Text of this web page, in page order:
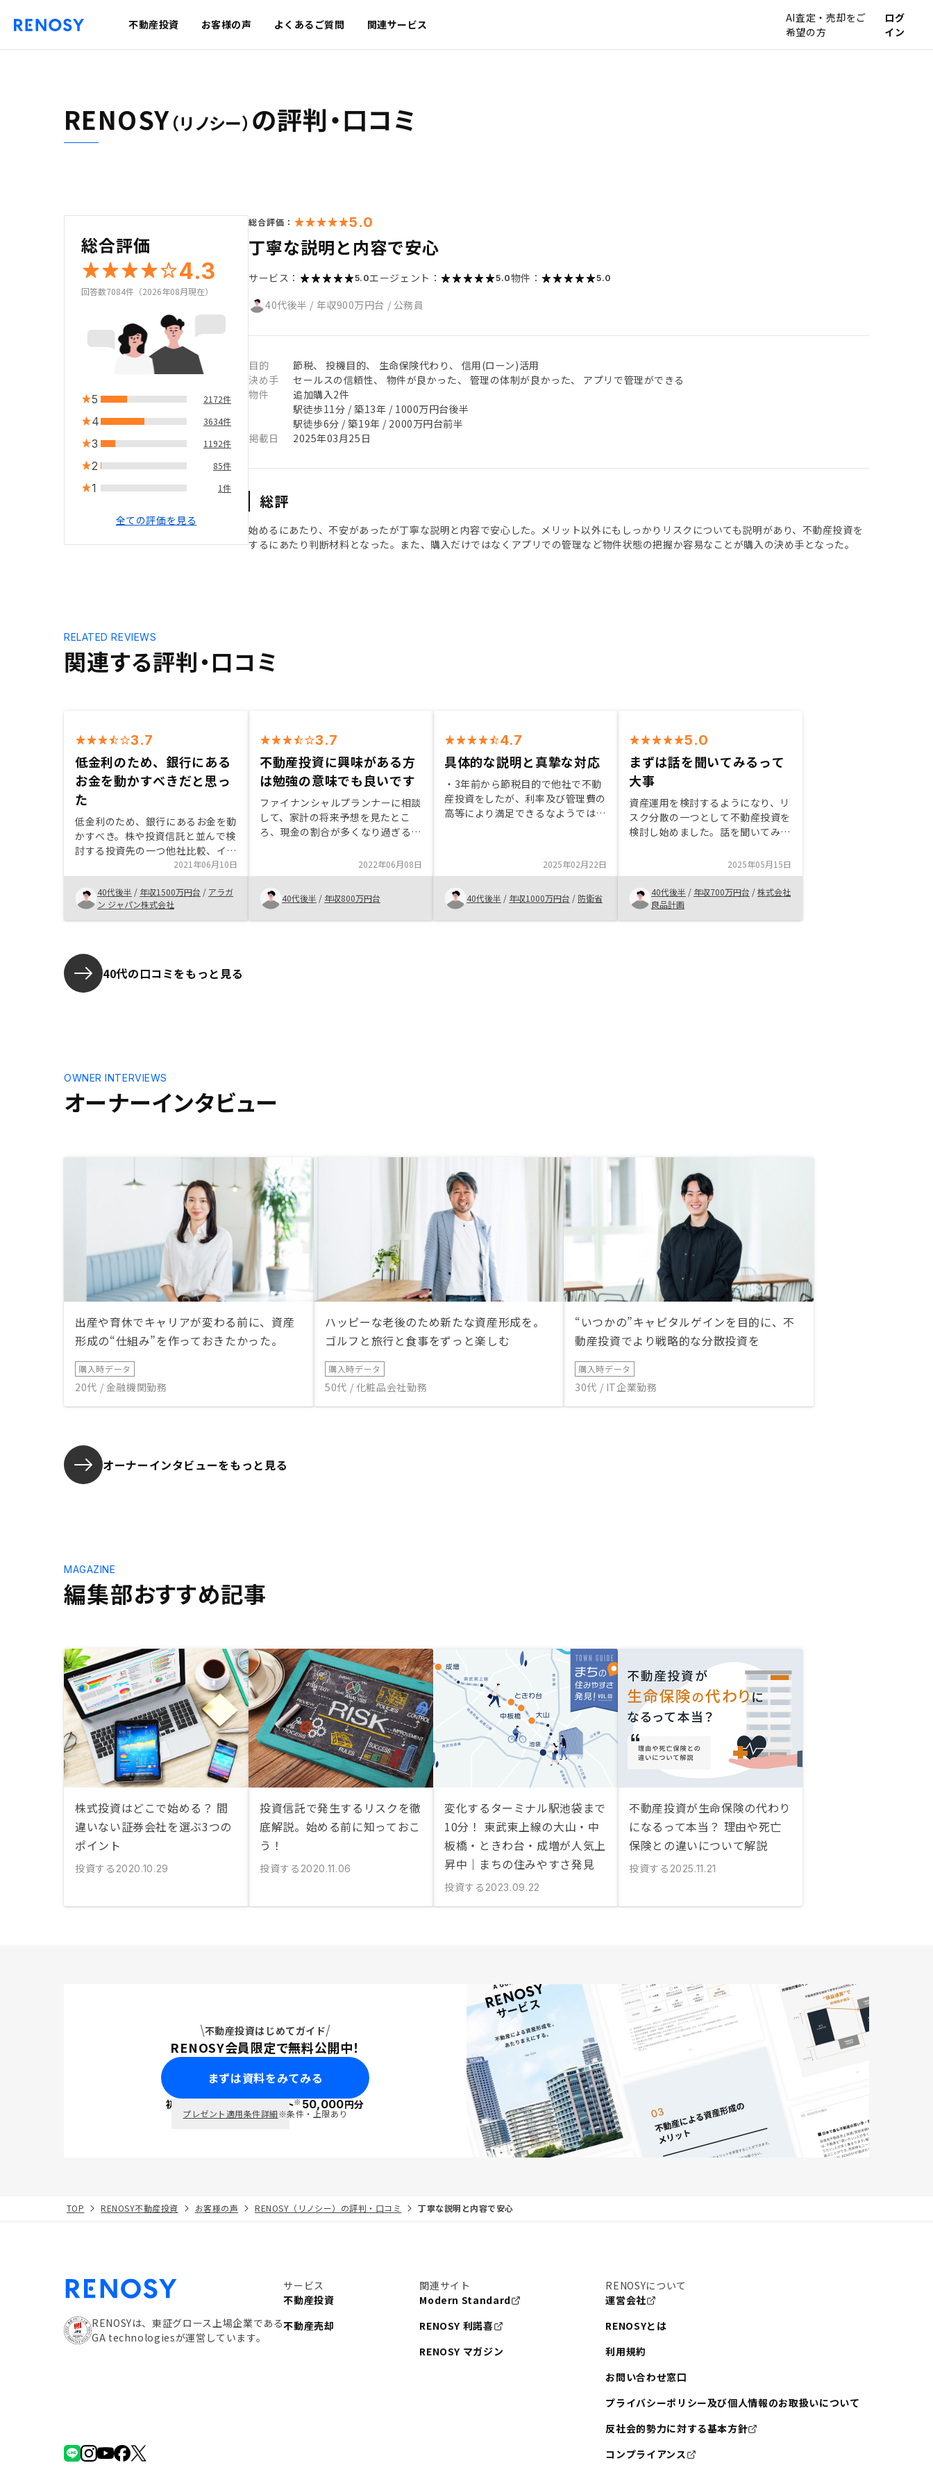
不動産投資 お客様の声 よくあるご質問 関連サービス
AI査定・売却をご
希望の方
ログ
イン
RENOSY（リノシー） の評判・口コミ
総合評価
4.3
回答数7084件（2026年08月現在）
5 2172件
4 3634件
3 1192件
2 85件
1 1件
全ての評価を見る
総合評価： 5.0
丁寧な説明と内容で安心
サービス： 5.0エージェント： 5.0物件： 5.0
40代後半 / 年収900万円台 / 公務員
目的
節税、 投機目的、 生命保険代わり、 信用(ローン)活用
決め手
セールスの信頼性、 物件が良かった、 管理の体制が良かった、 アプリで管理ができる
物件
追加購入2件
駅徒歩11分 / 築13年 / 1000万円台後半
駅徒歩6分 / 築19年 / 2000万円台前半
掲載日
2025年03月25日
総評
始めるにあたり、不安があったが丁寧な説明と内容で安心した。メリット以外にもしっかりリスクについても説明があり、不動産投資を
するにあたり判断材料となった。また、購入だけではなくアプリでの管理など物件状態の把握か容易なことが購入の決め手となった。
関連する評判・口コミ
RELATED REVIEWS
3.7
低金利のため、銀行にある
お金を動かすべきだと思っ
た
低金利のため、銀行にあるお金を動
かすべき。株や投資信託と並んで検
討する投資先の一つ他社比較、イン
カムゲインの提案、他の投資との比
較、確定申告のサポート
2021年06月10日
40代後半 / 年収1500万円台 / アラガ
ン ジャパン株式会社
3.7
不動産投資に興味がある方
は勉強の意味でも良いです
ファイナンシャルプランナーに相談
して、家計の将来予想を見たとこ
ろ、現金の割合が多くなり過ぎるた
投資を検討しました。検討する際に
はいろんな会社、物件を比較して決
めると良いと思います。
2022年06月08日
40代後半 / 年収800万円台
4.7
具体的な説明と真摯な対応
・3年前から節税目的で他社で不動
産投資をしたが、利率及び管理費の
高等により満足できるなようではな
内容も、他社に比較して良い内容だ
明 ・契約時に契約の流れに諸費用
2025年02月22日
40代後半 / 年収1000万円台 / 防衛省
5.0
まずは話を聞いてみるって
大事
資産運用を検討するようになり、リ
スク分散の一つとして不動産投資を
検討し始めました。話を聞いてみな
もありましたが、担当の方との話を
させていただく中で、不安が消えて
いきました。決めてからのスピード
感もすごくよく、丁寧に進めること
ができた点もよかったです。
2025年05月15日
40代後半 / 年収700万円台 /株式会社
良品計画
40代の口コミをもっと見る
オーナーインタビュー
OWNER INTERVIEWS
出産や育休でキャリアが変わる前に、資産
形成の“仕組み”を作っておきたかった。
購入時データ
20代 / 金融機関勤務
ハッピーな老後のため新たな資産形成を。
ゴルフと旅行と食事をずっと楽しむ
購入時データ
50代 / 化粧品会社勤務
“いつかの”キャピタルゲインを目的に、不
動産投資でより戦略的な分散投資を
購入時データ
30代 / IT企業勤務
オーナーインタビューをもっと見る
編集部おすすめ記事
MAGAZINE
株式投資はどこで始める？ 間
違いない証券会社を選ぶ3つの
ポイント
投資する 2020.10.29
投資信託で発生するリスクを徹
底解説。始める前に知っておこ
う！
投資する 2020.11.06
変化するターミナル駅池袋まで
10分！ 東武東上線の大山・中
板橋・ときわ台・成増が人気上
昇中｜まちの住みやすさ発見
投資する 2023.09.22
不動産投資が生命保険の代わり
になるって本当？ 理由や死亡
保険との違いについて解説
投資する 2025.11.21
不動産投資はじめてガイド
RENOSY会員限定で無料公開中！
まずは資料をみてみる
初回面談で ポイント※50,000円分
プレゼント適用条件詳細※条件・上限あり
TOP RENOSY不動産投資 お客様の声 RENOSY（リノシー）の評判・口コミ 丁寧な説明と内容で安心
RENOSYは、東証グロース上場企業である
GA technologiesが運営しています。
サービス
不動産投資
不動産売却
関連サイト
Modern Standard
RENOSY 利諾喜
RENOSY マガジン
RENOSYについて
運営会社
RENOSYとは
利用規約
お問い合わせ窓口
プライバシーポリシー及び個人情報のお取扱いについて
反社会的勢力に対する基本方針
コンプライアンス